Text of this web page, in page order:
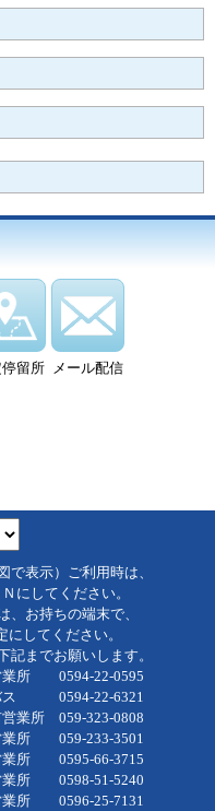
留所 メール配信
表示）ご利用時は、
にしてください。
お持ちの端末で、
してください。
までお願いします。
0594-22-0595
22-6321
所 059-323-0808
業所 059-233-3501
所 0595-66-3715
所 0598-51-5240
0596-25-7131